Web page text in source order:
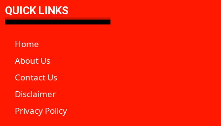
QUICK LINKS
Home
About Us
Contact Us
Disclaimer
Privacy Policy